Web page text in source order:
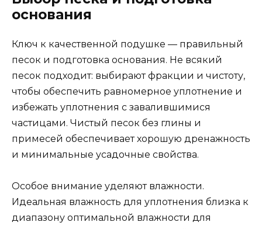
основания
Ключ к качественной подушке — правильный
песок и подготовка основания. Не всякий
песок подходит: выбирают фракции и чистоту,
чтобы обеспечить равномерное уплотнение и
избежать уплотнения с завалившимися
частицами. Чистый песок без глины и
примесей обеспечивает хорошую дренажность
и минимальные усадочные свойства.
Особое внимание уделяют влажности.
Идеальная влажность для уплотнения близка к
диапазону оптимальной влажности для